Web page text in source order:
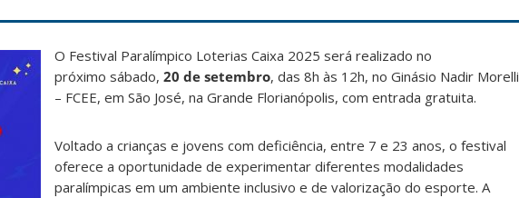
O Festival Paralímpico Loterias Caixa 2025 será realizado no
próximo sábado, 20 de setembro, das 8h às 12h, no Ginásio Nadir Morelli
– FCEE, em São José, na Grande Florianópolis, com entrada gratuita.
Voltado a crianças e jovens com deficiência, entre 7 e 23 anos, o festival
oferece a oportunidade de experimentar diferentes modalidades
paralímpicas em um ambiente inclusivo e de valorização do esporte. A